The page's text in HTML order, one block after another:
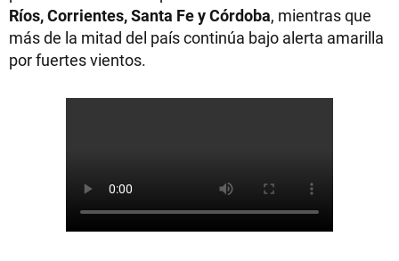
Ríos, Corrientes, Santa Fe y Córdoba, mientras que
más de la mitad del país continúa bajo alerta amarilla
por fuertes vientos.